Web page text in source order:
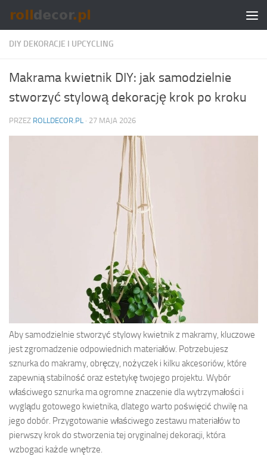
Skip to content
DIY DEKORACJE I UPCYCLING
Makrama kwietnik DIY: jak samodzielnie
stworzyć stylową dekorację krok po kroku
PRZEZ ROLLDECOR.PL · 27 MAJA 2026
Aby samodzielnie stworzyć stylowy kwietnik z makramy, kluczowe
jest zgromadzenie odpowiednich materiałów. Potrzebujesz
sznurka do makramy, obręczy, nożyczek i kilku akcesoriów, które
zapewnią stabilność oraz estetykę twojego projektu. Wybór
właściwego sznurka ma ogromne znaczenie dla wytrzymałości i
wyglądu gotowego kwietnika, dlatego warto poświęcić chwilę na
jego dobór. Przygotowanie właściwego zestawu materiałów to
pierwszy krok do stworzenia tej oryginalnej dekoracji, która
wzbogaci każde wnętrze.